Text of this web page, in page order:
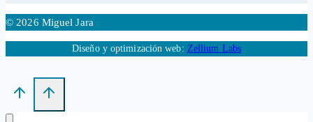
© 2026 Miguel Jara
Diseño y optimización web: Zellium Labs